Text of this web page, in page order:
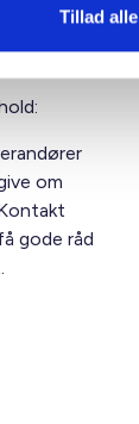
Tillad alle
om
gode råd